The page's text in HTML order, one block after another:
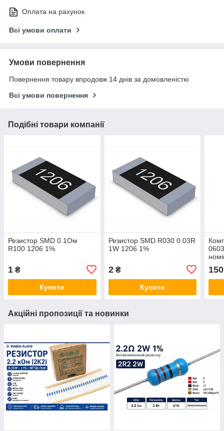
Оплата на рахунок
Всі умови оплати
Умови повернення
Повернення товару впродовж 14 днів за домовленістю
Всі умови повернення
Подібні товари компанії
Резистор SMD 0.1Ом
R100 1206 1%
1 ₴
Купити
Резистор SMD R030 0.03R
1W 1206 1%
2₴
Купити
150
Акційні пропозиції та новинки